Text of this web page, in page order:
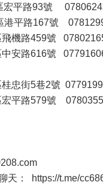
平路93號
平路167號
路459號
路616號
街5巷2號
路579號
天：
https://t.me/